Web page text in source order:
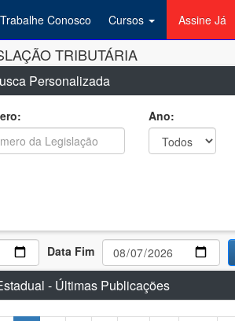
Trabalhe Conosco Cursos Assine Já
TRIBUTÁRIA
Personalizada
Ano:
Data Fim
- Últimas Publicações